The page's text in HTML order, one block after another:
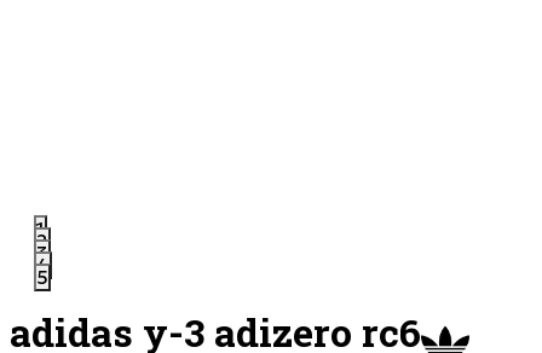
1
2
3
4
5
adidas y-3 adizero rc6